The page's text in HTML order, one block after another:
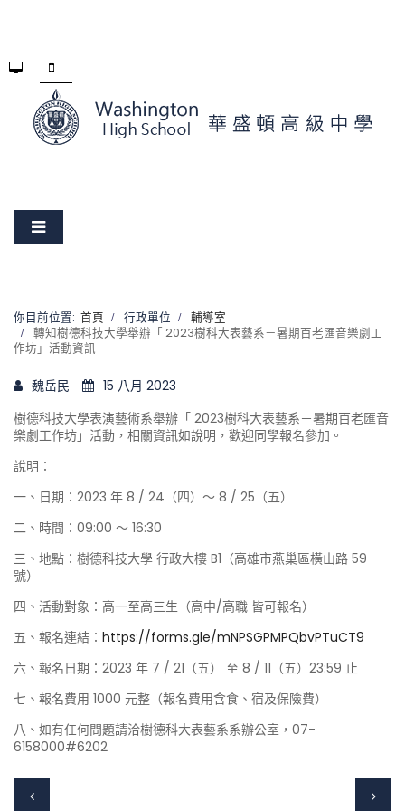
你目前位置: 首頁 行政單位
輔導室
轉知樹德科技大學舉辦「 2023樹科大表藝系－暑期百老匯音樂劇工
作坊」活動資訊
魏岳民
15 八月 2023
樹德科技大學表演藝術系舉辦「 2023樹科大表藝系－暑期百老匯音
樂劇工作坊」活動，相關資訊如說明，歡迎同學報名參加。
說明：
一、日期：2023 年 8 / 24（四）～ 8 / 25（五）
二、時間：09:00 ～ 16:30
三、地點：樹德科技大學 行政大樓 B1（高雄市燕巢區橫山路 59
號）
四、活動對象：高一至高三生（高中/高職 皆可報名）
五、報名連結： https://forms.gle/mNPSGPMPQbvPTuCT9
六、報名日期：2023 年 7 / 21（五） 至 8 / 11（五）23:59 止
七、報名費用 1000 元整（報名費用含食、宿及保險費）
八、如有任何問題請洽樹德科大表藝系系辦公室，07-
6158000#6202